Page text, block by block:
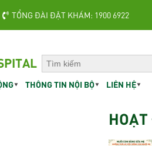
TỔNG ĐÀI ĐẶT KHÁM: 1900 6922
THÔNG TIN NỘI BỘ LIÊN HỆ